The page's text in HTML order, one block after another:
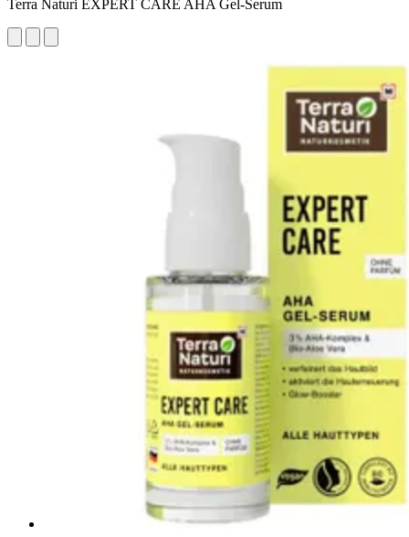
Terra Naturi EXPERT CARE AHA Gel-Serum